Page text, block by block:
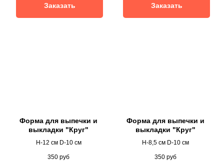
Заказать Заказать
Форма для выпечки и
выкладки "Круг"
H-12 см D-10 см
350 руб
Форма для выпечки и
выкладки "Круг"
H-8,5 см D-10 см
350 руб